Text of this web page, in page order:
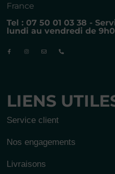
France
Tel : 07 50 01 03 38 -
lundi au vendredi de
LIENS
Service client
Nos engagements
Livraisons